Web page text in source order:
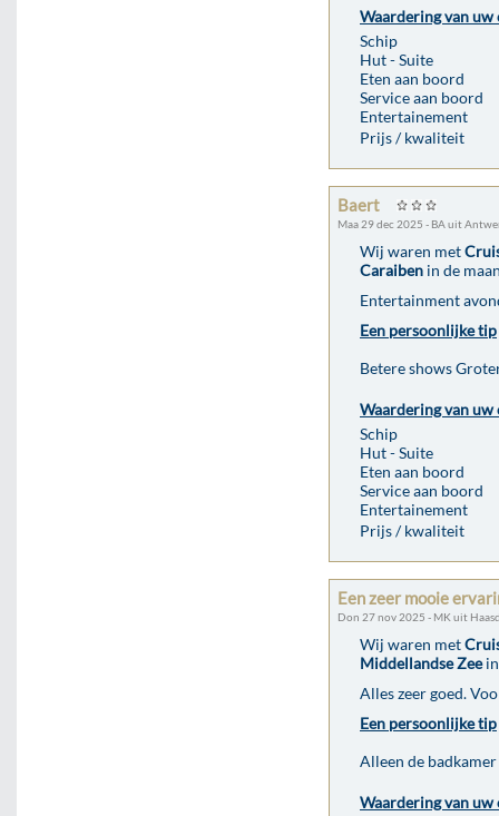
Waardering van uw
Schip
Hut - Suite
Eten aan boord
Service aan boord
Entertainement
Prijs / kwaliteit
Baert
Maa 29 dec 2025 - BA uit
Wij waren met
Caraiben in de
Entertainment
Een persoonlijke tip
Betere shows
Waardering van uw
Schip
Hut - Suite
Eten aan boord
Service aan boord
Entertainement
Prijs / kwaliteit
Een zeer mooie
Don 27 nov 2025 - MK uit
Wij waren met
Middellandse Zeein
Alles zeer goed.
Een persoonlijke tip
Alleen de
Waardering van uw